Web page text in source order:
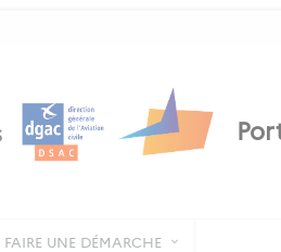
FAIRE UNE DÉMARCHE